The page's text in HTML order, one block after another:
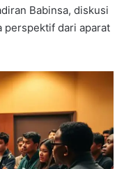
Babinsa, diskusi
perspektif dari aparat